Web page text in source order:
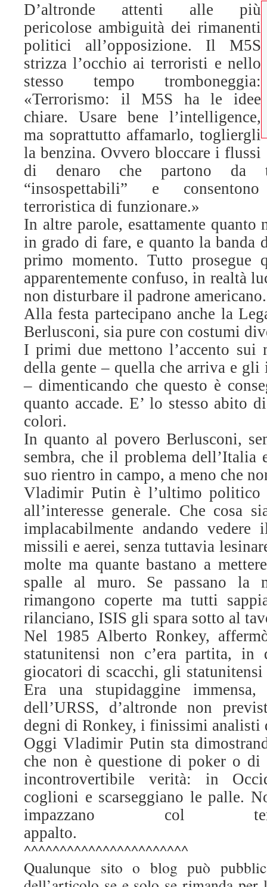
D’altronde attenti alle più
pericolose ambiguità dei rimanenti
politici all’opposizione. Il M5S
strizza l’occhio ai terroristi e nello
stesso tempo tromboneggia:
«Terrorismo: il M5S ha le idee
chiare. Usare bene l’intelligence,
ma soprattutto affamarlo, togliergli
la benzina. Ovvero bloccare i flussi
di denaro che partono da
“insospettabili” e consentono
terroristica di funzionare.»
In altre parole, esattamente
in grado di fare, e quanto la banda
primo momento. Tutto
apparentemente confuso, in realtà
non disturbare il padrone americano.
Alla festa partecipano anche la
Berlusconi, sia pure con costumi
I primi due mettono l’accento sui
della gente – quella che arriva e
– dimenticando che questo è
quanto accade. E’ lo stesso abito
colori.
In quanto al povero Berlusconi,
sembra, che il problema
suo rientro in campo, a meno che
Vladimir Putin è l’ultimo politico
all’interesse generale. Che cosa
implacabilmente andando
missili e aerei, senza tuttavia
molte ma quante bastano a
spalle al muro. Se passano la
rimangono coperte ma tutti
rilanciano, ISIS gli spara sotto al
Nel 1985 Alberto Ronkey,
statunitensi non c’era partita,
giocatori di scacchi, gli
Era una stupidaggine
dell’URSS, d’altronde non
degni di Ronkey, i finissimi analisti
Oggi Vladimir Putin sta
che non è questione di poker o di
incontrovertibile verità: in
coglioni e scarseggiano le palle.
impazzano col
appalto.
^^^^^^^^^^^^^^^^^^^^^^^
Qualunque sito o blog può